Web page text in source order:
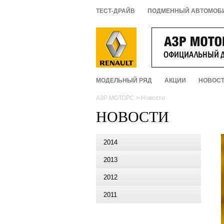
ТЕСТ-ДРАЙВ ПОДМЕННЫЙ
МОДЕЛЬНЫЙ РЯД АКЦИИ
АЗР МОТОРС > Новости
НОВОСТИ
2014
2013
2012
2011